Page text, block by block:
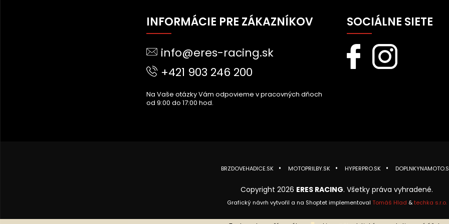
INFORMÁCIE PRE ZÁKAZNÍKOV
info@eres-racing.sk
+421 903 246 200
Na Vaše otázky Vám odpovieme v pracovných dňoch
od 9:00 do 17:00 hod.
SOCIÁLNE SIETE
BRZDOVEHADICE.SK MOTOPRILBY.SK HYPERPRO.SK
Copyright 2026 ERES RACING. Všetky práva vyhradené.
Grafický návrh vytvořil a na Shoptet implementoval Tomáš Hlad &techka s.r.o.